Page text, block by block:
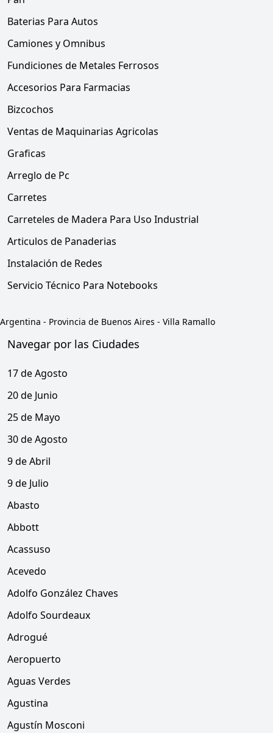
Baterias Para Autos
Camiones y Omnibus
Fundiciones de Metales Ferrosos
Accesorios Para Farmacias
Bizcochos
Ventas de Maquinarias Agricolas
Graficas
Arreglo de Pc
Carretes
Carreteles de Madera Para Uso Industrial
Articulos de Panaderias
Instalación de Redes
Servicio Técnico Para Notebooks
Argentina - Provincia de Buenos Aires - Villa Ramallo
Navegar por las Ciudades
17 de Agosto
20 de Junio
25 de Mayo
30 de Agosto
9 de Abril
9 de Julio
Abasto
Abbott
Acassuso
Acevedo
Adolfo González Chaves
Adolfo Sourdeaux
Adrogué
Aeropuerto
Aguas Verdes
Agustina
Agustín Mosconi